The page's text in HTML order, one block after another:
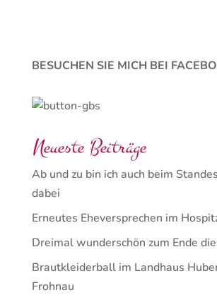
BESUCHEN SIE MICH BEI
Neueste Beiträge
Ab und zu bin ich auch beim
dabei
Erneutes Eheversprechen im
Dreimal wunderschön zum Ende
Brautkleiderball im Landhaus
Frohnau